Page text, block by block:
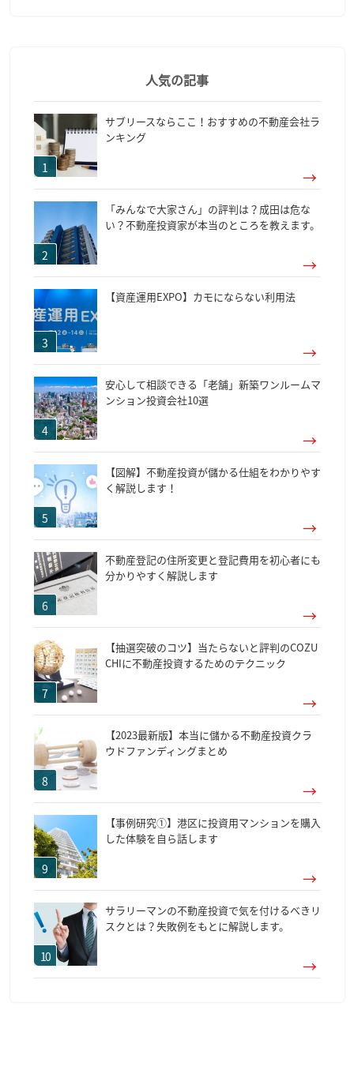
人気の記事
サブリースならここ！おすすめの不動産会社ラ
ンキング
「みんなで大家さん」の評判は？成田は危な
い？不動産投資家が本当のところを教えます。
【資産運用EXPO】カモにならない利用法
安心して相談できる「老舗」新築ワンルームマ
ンション投資会社10選
【図解】不動産投資が儲かる仕組をわかりやす
く解説します！
不動産登記の住所変更と登記費用を初心者にも
分かりやすく解説します
【抽選突破のコツ】当たらないと評判のCOZU
CHIに不動産投資するためのテクニック
【2023最新版】本当に儲かる不動産投資クラ
ウドファンディングまとめ
【事例研究①】港区に投資用マンションを購入
した体験を自ら話します
サラリーマンの不動産投資で気を付けるべきリ
スクとは？失敗例をもとに解説します。